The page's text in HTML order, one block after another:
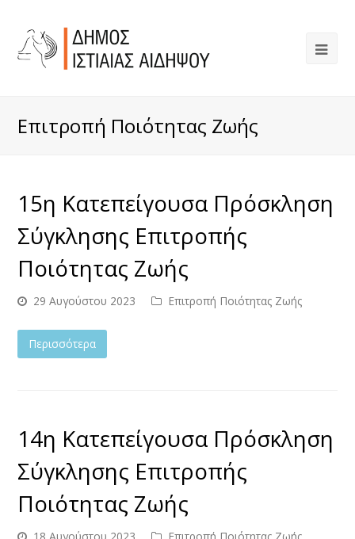
Επιτροπή Ποιότητας Ζωής
15η Κατεπείγουσα Πρόσκληση
Σύγκλησης Επιτροπής
Ποιότητας Ζωής
29 Αυγούστου 2023 Επιτροπή Ποιότητας Ζωής
Περισσότερα
14η Κατεπείγουσα Πρόσκληση
Σύγκλησης Επιτροπής
Ποιότητας Ζωής